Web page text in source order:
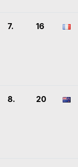
7. 16
8. 20